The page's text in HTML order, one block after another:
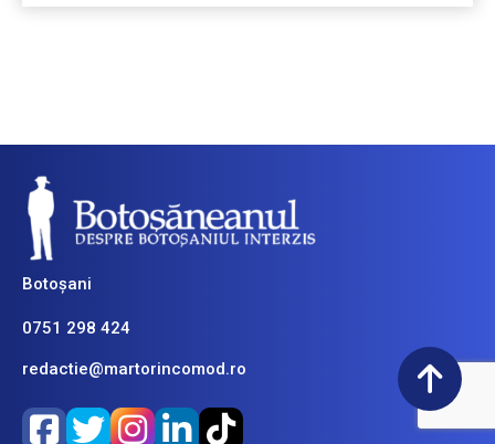
Botoșani
0751 298 424
redactie@martorincomod.ro